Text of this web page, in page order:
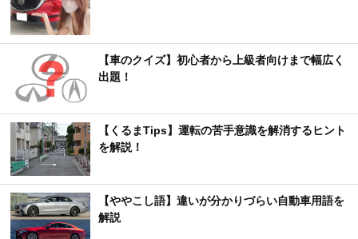
【車のクイズ】初心者から上級者向けまで幅広く
出題！
【くるまTips】運転の苦手意識を解消するヒント
を解説！
【ややこし語】違いが分かりづらい自動車用語を
解説